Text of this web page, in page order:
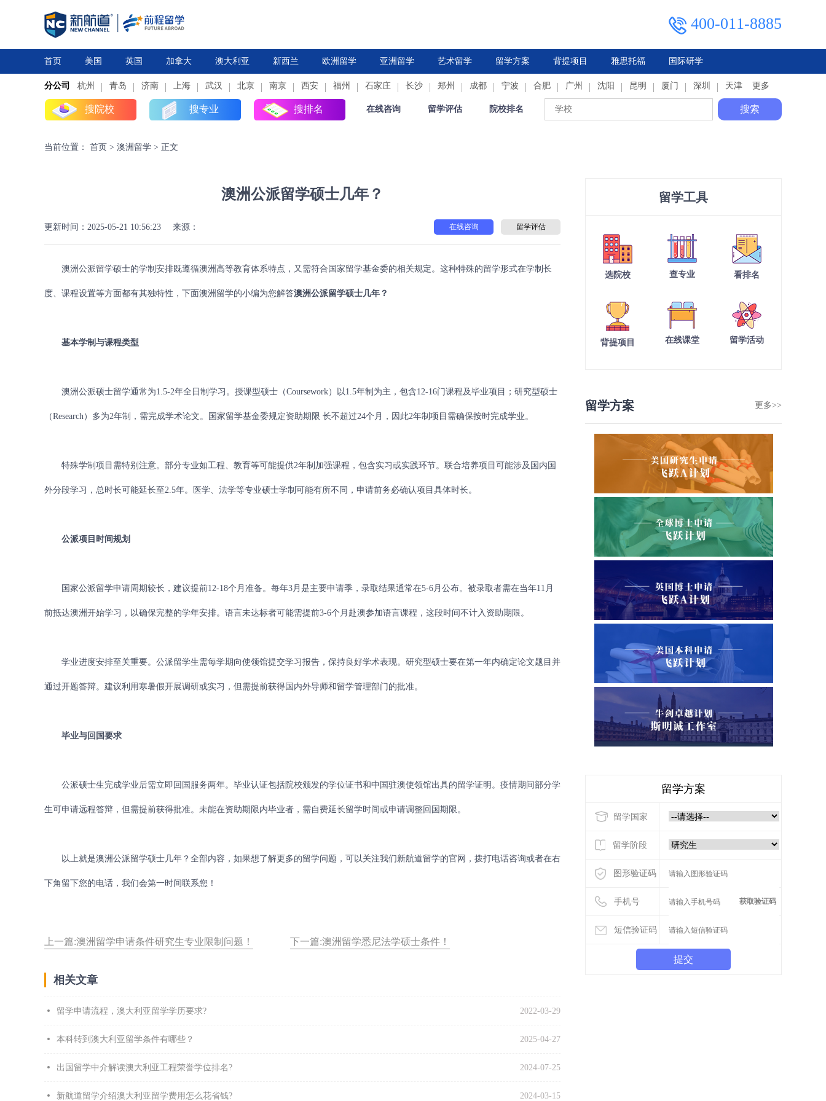
400-011-8885
首页 美国
研究生 本科 高中
英国
研究生 本科 高中
加拿大 澳大利亚 新西兰 欧洲留学
德国 法国 荷兰 西班牙 意大利 瑞典 俄罗斯
亚洲留学
中国香港 新加坡 日本 韩国 马来西亚 泰国
艺术留学 留学方案 背提项目 雅思托福 国际研学
分公司 杭州 青岛 济南 上海 武汉 北京 南京 西安 福州 石家庄 长沙 郑州 成都 宁波 合肥 广州 沈阳 昆明 厦门 深圳 天津 更多
搜院校 搜专业 搜排名 在线咨询 留学评估 院校排名 搜索
当前位置： 首页 > 澳洲留学 > 正文
澳洲公派留学硕士几年？
更新时间：2025-05-21 10:56:23 来源： 在线咨询 留学评估
澳洲公派留学硕士的学制安排既遵循澳洲高等教育体系特点，又需符合国家留学基金委的相关规定。这种特殊的留学形式在学制长
度、课程设置等方面都有其独特性，下面澳洲留学的小编为您解答澳洲公派留学硕士几年？
基本学制与课程类型
澳洲公派硕士留学通常为1.5-2年全日制学习。授课型硕士（Coursework）以1.5年制为主，包含12-16门课程及毕业项目；研究型硕士
（Research）多为2年制，需完成学术论文。国家留学基金委规定资助期限 长不超过24个月，因此2年制项目需确保按时完成学业。
特殊学制项目需特别注意。部分专业如工程、教育等可能提供2年制加强课程，包含实习或实践环节。联合培养项目可能涉及国内国
外分段学习，总时长可能延长至2.5年。医学、法学等专业硕士学制可能有所不同，申请前务必确认项目具体时长。
公派项目时间规划
国家公派留学申请周期较长，建议提前12-18个月准备。每年3月是主要申请季，录取结果通常在5-6月公布。被录取者需在当年11月
前抵达澳洲开始学习，以确保完整的学年安排。语言未达标者可能需提前3-6个月赴澳参加语言课程，这段时间不计入资助期限。
学业进度安排至关重要。公派留学生需每学期向使领馆提交学习报告，保持良好学术表现。研究型硕士要在第一年内确定论文题目并
通过开题答辩。建议利用寒暑假开展调研或实习，但需提前获得国内外导师和留学管理部门的批准。
毕业与回国要求
公派硕士生完成学业后需立即回国服务两年。毕业认证包括院校颁发的学位证书和中国驻澳使领馆出具的留学证明。疫情期间部分学
生可申请远程答辩，但需提前获得批准。未能在资助期限内毕业者，需自费延长留学时间或申请调整回国期限。
以上就是澳洲公派留学硕士几年？全部内容，如果想了解更多的留学问题，可以关注我们新航道留学的官网，拨打电话咨询或者在右
下角留下您的电话，我们会第一时间联系您！
上一篇:澳洲留学申请条件研究生专业限制问题！ 下一篇:澳洲留学悉尼法学硕士条件！
相关文章
留学申请流程，澳大利亚留学学历要求? 2022-03-29
本科转到澳大利亚留学条件有哪些？ 2025-04-27
出国留学中介解读澳大利亚工程荣誉学位排名? 2024-07-25
新航道留学介绍澳大利亚留学费用怎么花省钱? 2024-03-15
留学工具
选院校 查专业 看排名
背提项目 在线课堂 留学活动
留学方案 更多>>
留学方案
留学国家
留学阶段
图形验证码
手机号 获取验证码
短信验证码
提交